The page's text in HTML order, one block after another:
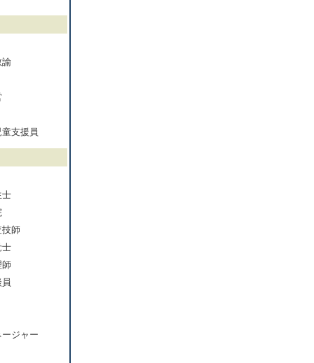
諭
支援員
士
技師
士
師
ジャー